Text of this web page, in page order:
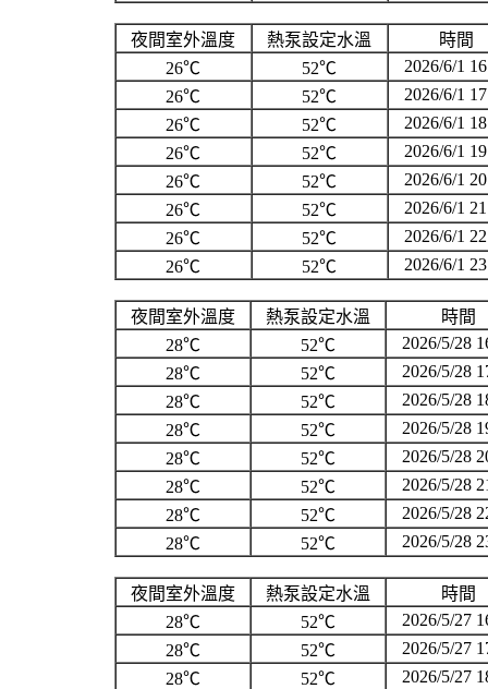
夜間室外溫度 熱泵設定水溫
時間
26℃
52℃
2026/6/1
26℃
52℃
2026/6/1
26℃
52℃
2026/6/1
26℃
52℃
2026/6/1
26℃
52℃
2026/6/1
26℃
52℃
2026/6/1
26℃
52℃
2026/6/1
26℃
52℃ 2026/6/1
夜間室外溫度 熱泵設定水溫
時間
28℃
52℃
2026/5/28
28℃
52℃
2026/5/28
28℃
52℃
2026/5/28
28℃
52℃
2026/5/28
28℃
52℃
2026/5/28
28℃
52℃
2026/5/28
28℃
52℃
2026/5/28
28℃
52℃ 2026/5/28
夜間室外溫度 熱泵設定水溫
時間
28℃
52℃
2026/5/27
28℃
52℃
2026/5/27
28℃
52℃
2026/5/27